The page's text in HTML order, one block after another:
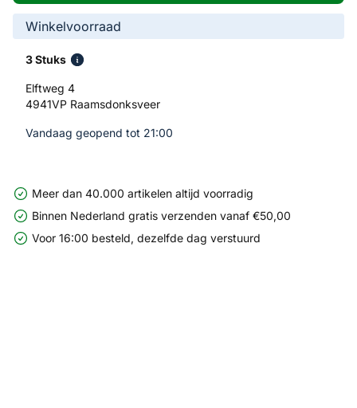
Winkelvoorraad
3 Stuks
Elftweg 4
4941VP Raamsdonksveer
Vandaag geopend tot 21:00
Meer dan 40.000 artikelen altijd voorradig
Binnen Nederland gratis verzenden vanaf €50,00
Voor 16:00 besteld, dezelfde dag verstuurd